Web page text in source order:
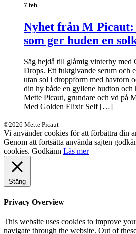
7 feb
Nyhet från M
som ger huden en
Säg hejdå till glåmig vinterhy med
Drops. Ett fuktgivande serum och
utan sol i droppform med havtorn
din hy både en gyllene hudton
Mette Picaut, grundare och vd på
Med Golden Elixir Self […]
©2026 Mette Picaut
Vi använder cookies för att förbättra din
Genom att fortsätta använda sajten
cookies. Godkänn Läs mer
Stäng
Privacy Overview
This website uses cookies to improve
navigate through the website. Out of